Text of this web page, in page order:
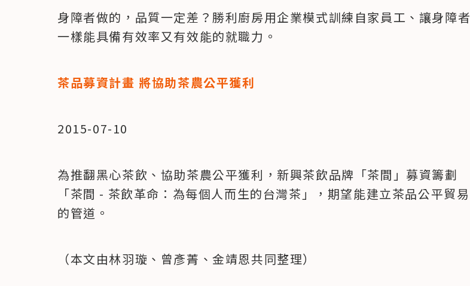
身障者做的，品質一定差？勝利廚房用企業模式訓練自家員工、讓身障者
一樣能具備有效率又有效能的就職力。
茶品募資計畫 將協助茶農公平獲利
2015-07-10
為推翻黑心茶飲、協助茶農公平獲利，新興茶飲品牌「茶間」募資籌劃
「茶間 - 茶飲革命：為每個人而生的台灣茶」，期望能建立茶品公平貿易
的管道。
（本文由林羽璇、曾彥菁、金靖恩共同整理）